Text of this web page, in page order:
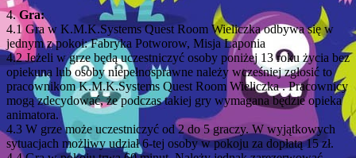
4.Gra:
4.1 Gra w K.M.K.Systems Quest Room Wieliczka odbywa się w
jednym z pokoi: Fabryka Potworow, Misja Laponia
4.2 Jeżeli w grze będą uczestniczyć osoby poniżej 13 roku życia bez
opiekuna lub osoby niepełnosprawne należy wcześniej zgłosić to
pracownikom K.M.K.Systems Quest Room Wieliczka . Pracownicy
mogą zdecydować, że podczas takiej gry wymagana będzie opieka
animatora.
4.3 W grze może uczestniczyć od 2 do 5 graczy. W wyjątkowych
sytuacjach możliwy udział 6-tej osoby w pokoju za dopłatą 15 zł.